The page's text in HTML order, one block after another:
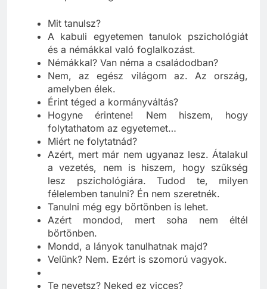
Mit tanulsz?
A kabuli egyetemen tanulok pszichológiát
és a némákkal való foglalkozást.
Némákkal? Van néma a családodban?
Nem, az egész világom az. Az ország,
amelyben élek.
Érint téged a kormányváltás?
Hogyne érintene! Nem hiszem, hogy
folytathatom az egyetemet…
Miért ne folytatnád?
Azért, mert már nem ugyanaz lesz. Átalakul
a vezetés, nem is hiszem, hogy szűkség
lesz pszichológiára. Tudod te, milyen
félelemben tanulni? Én nem szeretnék.
Tanulni még egy börtönben is lehet.
Azért mondod, mert soha nem éltél
börtönben.
Mondd, a lányok tanulhatnak majd?